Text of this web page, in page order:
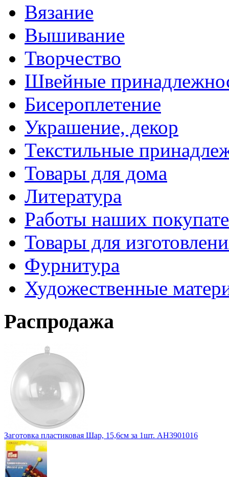
Вязание
Вышивание
Творчество
Швейные
Бисероплетение
Украшение, декор
Текстильные
Товары для дома
Литература
Работы наших
Товары для
Фурнитура
Художественные
Распродажа
Заготовка пластиковая Шар, 15,6см за 1шт. АН3901016